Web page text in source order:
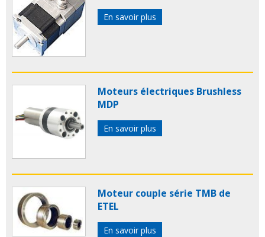
En savoir plus
Moteurs électriques Brushless
MDP
En savoir plus
Moteur couple série TMB de
ETEL
En savoir plus